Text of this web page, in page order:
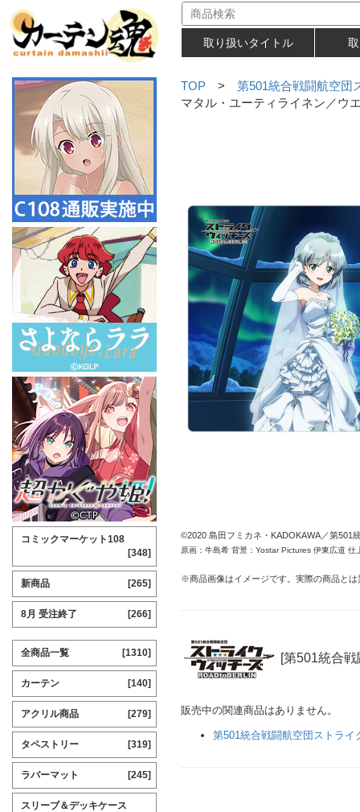
取り扱いタイトル
TOP > 第501統合戦闘航空団
マタル・ユーティライネン／ウ
©2020 島田フミカネ・KADOKAWA／第501
原画：牛島希 背景：Yostar Pictures 伊東広道
※商品画像はイメージです。実際の商品と
[第501統合
販売中の関連商品はありません。
第501統合戦闘航空団ストラ
コミックマーケット108
[348]
新商品 [265]
8月 受注終了 [266]
全商品一覧 [1310]
カーテン [140]
アクリル商品 [279]
タペストリー [319]
ラバーマット [245]
スリーブ＆デッキケース